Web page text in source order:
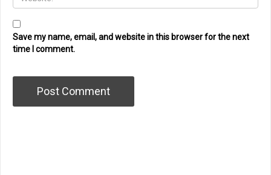
Save my name, email, and website in this browser for the next
time I comment.